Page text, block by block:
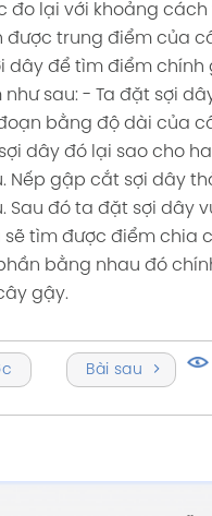
đo lại với khoảng
được trung điểm của
dây để tìm điểm
sau: - Ta đặt sợi
bằng độ dài của
dây đó lại sao cho
Nếp gập cắt sợi dây
Sau đó ta đặt sợi dây
tìm được điểm chia
bằng nhau đó
gậy.
Bài sau